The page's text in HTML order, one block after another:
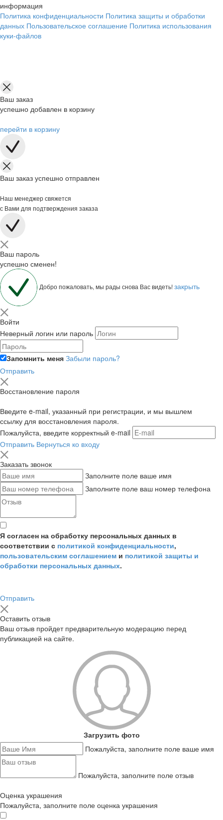
информация
Политика конфиденциальности Политика защиты и обработки
данных Пользовательское соглашение Политика использования
куки-файлов
Ваш заказ
успешно добавлен в корзину
перейти в корзину
Ваш заказ успешно отправлен
Наш менеджер свяжется
с Вами для подтверждения заказа
Ваш пароль
успешно сменен!
Добро пожаловать, мы рады снова Вас видеть!закрыть
Войти
Неверный логин или пароль
Запомнить меня Забыли пароль?
Отправить
Восстановление пароля
Введите e-mail, указанный при регистрации, и мы вышлем
ссылку для восстановления пароля.
Пожалуйста, введите корректный e-mail
Отправить Вернуться ко входу
Заказать звонок
Заполните поле ваше имя
Заполните поле ваш номер телефона
Я согласен на обработку персональных данных в
соответствии с политикой конфиденциальности,
пользовательским соглашением и политикой защиты и
обработки персональных данных.
Отправить
Оставить отзыв
Ваш отзыв пройдет предварительную модерацию перед
публикацией на сайте.
Загрузить фото
Пожалуйста, заполните поле ваше имя
Пожалуйста, заполните поле отзыв
Оценка украшения
Пожалуйста, заполните поле оценка украшения